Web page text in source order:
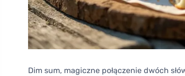
Dim sum, magiczne połączenie dwóch